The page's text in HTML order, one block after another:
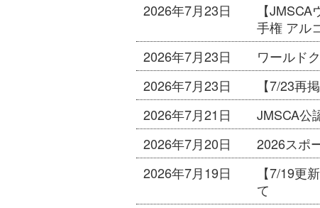
2026年7月23日
【
手権 アル
2026年7月23日
ワールド
2026年7月23日
【7/23再
2026年7月21日
JMSCA公
2026年7月20日
2026スポ
2026年7月19日
【7/19更
て